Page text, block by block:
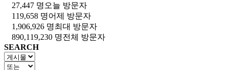
27,447 명 오늘 방문자
119,658 명어제 방문자
1,906,926 명최대 방문자
890,119,230 명전체 방문자
SEARCH